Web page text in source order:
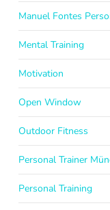
Manuel Fontes
Mental Training
Motivation
Open Window
Outdoor Fitness
Personal Trainer
Personal Training